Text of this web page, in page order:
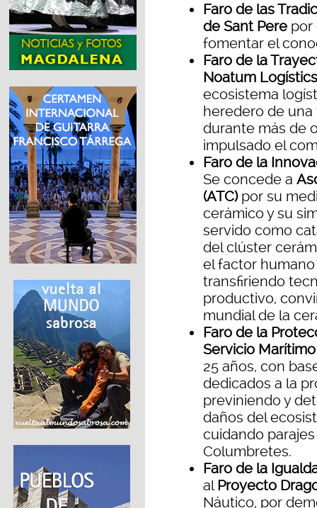
Faro de las
de Sant Pere por
fomentar el
Faro de la
Noatum
ecosistema
heredero de
durante más de
impulsado el
Faro de la
Se concede a
(ATC)por su
cerámico y su
servido como
del clúster
el factor
transfiriendo
productivo,
mundial de la
Faro de la
Servicio
25 años, con
dedicados a la
previniendo y
daños del
cuidando
Columbretes.
Faro de la
al Proyecto
Náutico, por